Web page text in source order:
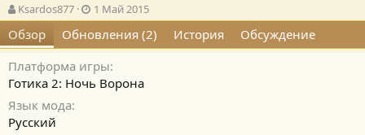
А
в
т
о
р
Ksardos877
Д
а
т
а
с
о
1 Май 2015
Обзор Обновления (2) История
Обсуждение
Платформа игры
Готика 2: Ночь Ворона
Язык мода
Русский